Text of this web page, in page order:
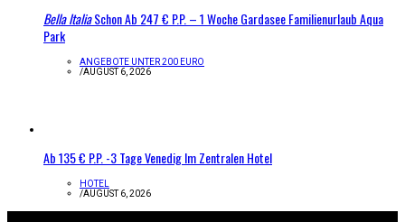
Bella ItaliaSchon Ab 247 € P.P. – 1 Woche Gardasee Familienurlaub Aqua
Park
ANGEBOTE UNTER 200 EURO
/AUGUST 6, 2026
Ab 135 € P.P. -3 Tage Venedig Im Zentralen Hotel
HOTEL
/AUGUST 6, 2026